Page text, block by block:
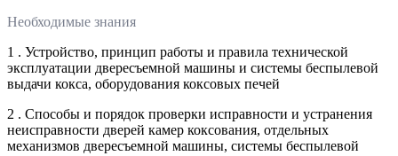
Необходимые знания
1 . Устройство, принцип работы и правила технической
эксплуатации двересъемной машины и системы беспылевой
выдачи кокса, оборудования коксовых печей
2 . Способы и порядок проверки исправности и устранения
неисправности дверей камер коксования, отдельных
механизмов двересъемной машины, системы беспылевой